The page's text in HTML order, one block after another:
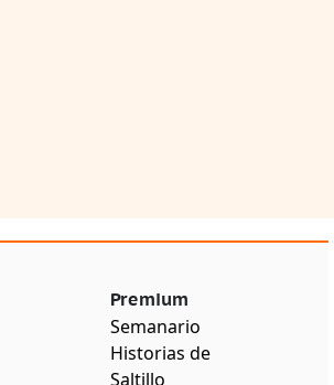
Premium
Semanario
Historias de
Saltillo